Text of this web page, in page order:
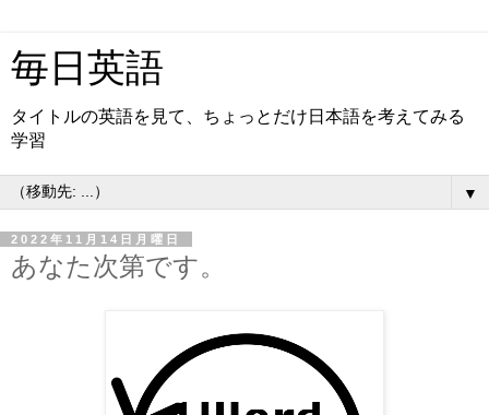
毎日英語
タイトルの英語を見て、ちょっとだけ日本語を考えてみる
学習
▼
2022年11月14日月曜日
あなた次第です。